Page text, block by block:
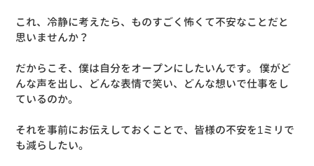
これ、冷静に考えたら、ものすごく怖くて不安なことだと
思いませんか？
だからこそ、僕は自分をオープンにしたいんです。 僕がど
んな声を出し、どんな表情で笑い、どんな想いで仕事をし
ているのか。
それを事前にお伝えしておくことで、皆様の不安を1ミリで
も減らしたい。